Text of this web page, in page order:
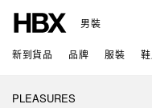
男裝
新到貨品 品牌 服裝
PLEASURES